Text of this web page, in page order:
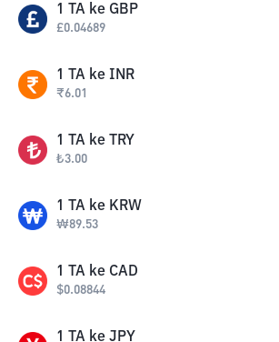
1 TA ke GBP
£0.04689
1 TA ke INR
₹6.01
1 TA ke TRY
₺3.00
1 TA ke KRW
₩89.53
1 TA ke CAD
$0.08844
1 TA ke JPY